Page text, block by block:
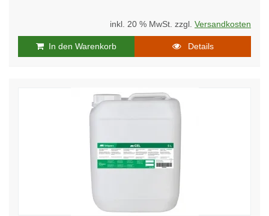
inkl. 20 % MwSt. zzgl. Versandkosten
In den Warenkorb Details